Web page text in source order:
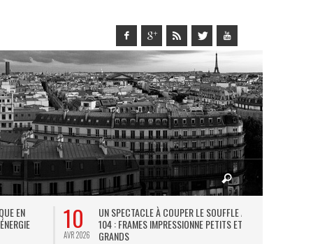
EN
10
AVR 2026
UN SPECTACLE À COUPER LE SOUFFLE AU
104 : FRAMES IMPRESSIONNE PETITS ET
GRANDS